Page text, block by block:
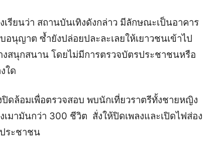
เรียนว่า สถานบันเทิงดังกล่าว มีลักษณะเป็นอาคาร
อนุญาต ซ้ำยังปล่อยปละละเลยให้เยาวชนเข้าไป
สนุกสนาน โดยไม่มีการตรวจบัตรประชาชนหรือ
ใด
ดล้อมเพื่อตรวจสอบ พบนักเที่ยวราตรีทั้งชายหญิง
มามันกว่า 300 ชีวิต สั่งให้ปิดเพลงและเปิดไฟส่อง
ระชาชน